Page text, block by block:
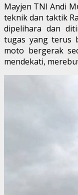
Mayjen TNI Andi
teknik dan taktik
dipelihara dan
tugas yang terus
moto bergerak
mendekati,